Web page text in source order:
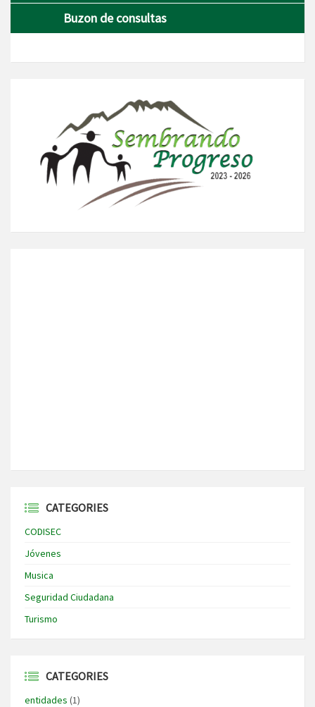
Buzon de consultas
CATEGORIES
CODISEC
Jóvenes
Musica
Seguridad Ciudadana
Turismo
CATEGORIES
entidades (1)